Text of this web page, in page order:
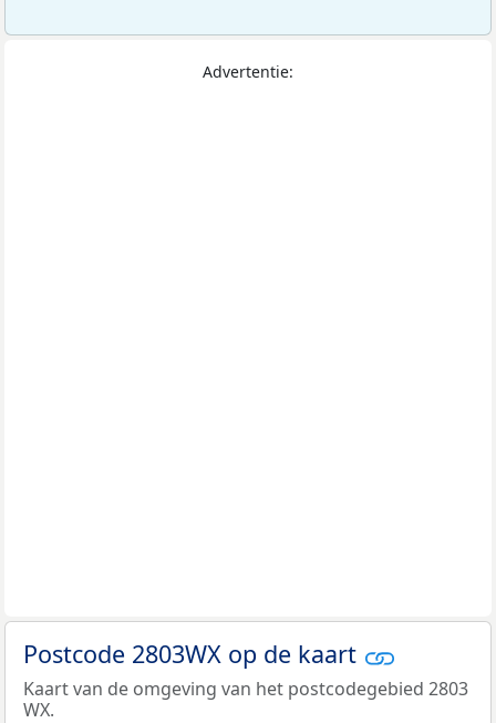
Advertentie:
Postcode 2803WX op de kaart
Kaart van de omgeving van het postcodegebied 2803
WX.